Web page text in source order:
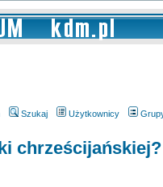
Szukaj Użytkownicy
chrześcijańskiej?